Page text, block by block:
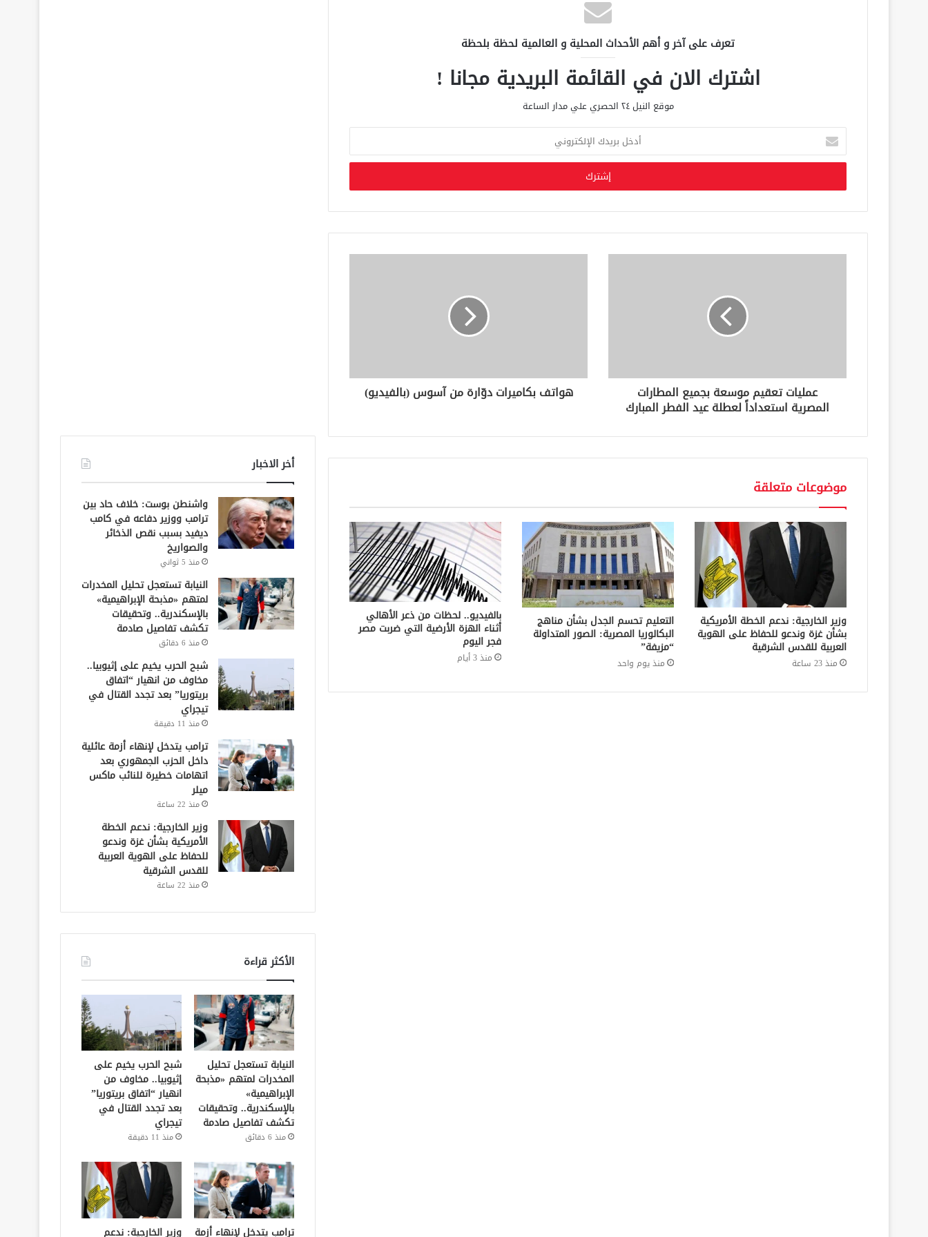
تعرف على آخر و أهم الأحداث المحلية و العالمية لحظة بلحظة
اشترك الان في القائمة البريدية مجانا !
موقع النيل ٢٤ الحصري علي مدار الساعة
خ
ب
ر
د
ك
ن
عمليات تعقيم موسعة بجميع المطارات
المصرية استعداداً لعطلة عيد الفطر المبارك
هواتف بكاميرات دوّارة من آسوس (بالفيديو)
موضوعات متعلقة
وزير الخارجية: ندعم الخطة الأمريكية
بشأن غزة وندعو للحفاظ على الهوية
العربية للقدس الشرقية
منذ 23 ساعة
التعليم تحسم الجدل بشأن مناهج
البكالوريا المصرية: الصور المتداولة
“مزيفة”
منذ يوم واحد
بالفيديو.. لحظات من ذعر الأهالي
أثناء الهزة الأرضية التي ضربت مصر
فجر اليوم
منذ 3 أيام
أخر الاخبار
واشنطن بوست: خلاف حاد بين
ترامب ووزير دفاعه في كامب
ديفيد بسبب نقص الذخائر
والصواريخ
منذ 5 ثواني
النيابة تستعجل تحليل المخدرات
لمتهم «مذبحة الإبراهيمية»
بالإسكندرية.. وتحقيقات
تكشف تفاصيل صادمة
منذ 6 دقائق
شبح الحرب يخيم على إثيوبيا..
مخاوف من انهيار “اتفاق
بريتوريا” بعد تجدد القتال في
تيجراي
منذ 11 دقيقة
ترامب يتدخل لإنهاء أزمة عائلية
داخل الحزب الجمهوري بعد
اتهامات خطيرة للنائب ماكس
ميلر
منذ 22 ساعة
وزير الخارجية: ندعم الخطة
الأمريكية بشأن غزة وندعو
للحفاظ على الهوية العربية
للقدس الشرقية
منذ 22 ساعة
الأكثر قراءة
النيابة تستعجل تحليل
المخدرات لمتهم «مذبحة
الإبراهيمية»
بالإسكندرية.. وتحقيقات
تكشف تفاصيل صادمة
منذ 6 دقائق
شبح الحرب يخيم على
إثيوبيا.. مخاوف من
انهيار “اتفاق بريتوريا”
بعد تجدد القتال في
تيجراي
منذ 11 دقيقة
ترامب يتدخل لإنهاء أزمة وزير الخارجية: ندعم